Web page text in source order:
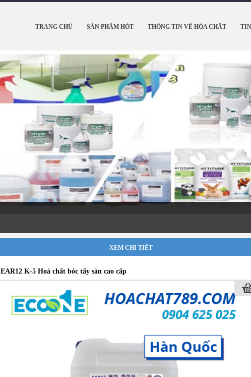
TRANG CHỦ SẢN PHẨM HÓT THÔNG TIN VỀ HÓA CHẤT
XEM CHI TIẾT
EAR12 K-5 Hoá chất bóc tẩy sàn cao cấp